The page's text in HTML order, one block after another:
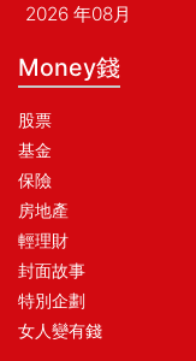
2026 年08月
Money錢
股票
基金
保險
房地產
輕理財
封面故事
特別企劃
女人變有錢